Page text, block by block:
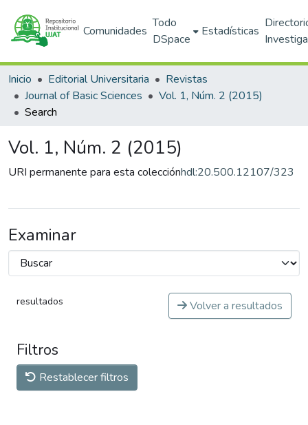
Comunidades
Todo
DSpace
Estadísticas
Inicio Editorial Universitaria
Revistas
Journal of Basic Sciences
Vol. 1, Núm. 2 (2015)
Search
Vol. 1, Núm. 2 (2015)
URI permanente para esta colecciónhdl:20.500.12107/323
Examinar
resultados Volver a resultados
Filtros
Restablecer filtros